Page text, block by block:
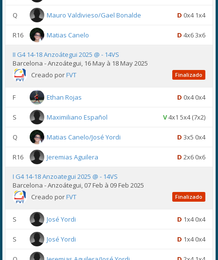
Q Mauro Valdivieso/Gael Bonalde D 0x4 1x4
R16 Matias Canelo D 4x6 3x6
II G4 14-18 Anzoátegui 2025 @ - 14VS
Barcelona - Anzoátegui, 16 May à 18 May 2025
Creado porFVT Finalizado
F Ethan Rojas D 0x4 0x4
S Maximiliano Español V4x1 5x4 (7x2)
Q Matias Canelo/José Yordi D 3x5 0x4
R16 Jeremias Aguilera D 2x6 0x6
I G4 14-18 Anzoategui 2025 @ - 14VS
Barcelona - Anzoátegui, 07 Feb à 09 Feb 2025
Creado porFVT Finalizado
S José Yordi D 1x4 0x4
S José Yordi D 1x4 0x4